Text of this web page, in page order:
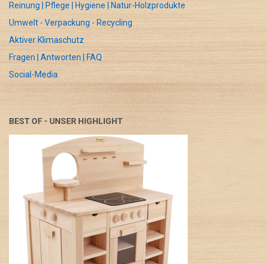
Reinung | Pflege | Hygiene | Natur-Holzprodukte
Umwelt - Verpackung - Recycling
Aktiver Klimaschutz
Fragen | Antworten | FAQ
Social-Media
BEST OF - UNSER HIGHLIGHT